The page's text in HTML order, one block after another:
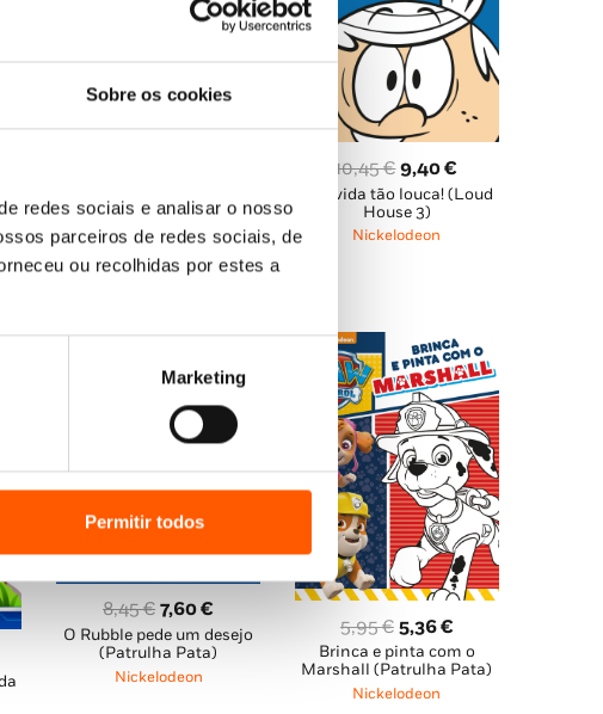
Sobre os cookies
redes sociais e analisar o nosso
parceiros de redes sociais, de
ou recolhidas por estes a
Marketing
Permitir todos
€.
original
era:
10,95 €.
atual
é:
9,85 €.
(Patrulha Pata)
10,45€O
preço
original
9,40€
preço
Que vida tão louca! (Loud
House 3)
Nickelodeon
8,45€ O
preço
original
7,60€
preço
atual
O Rubble pede um desejo
(Patrulha Pata)
Nickelodeon
5,95€ O
preço
original
5,36€O
preço
atual
Brinca e pinta com o
Marshall (Patrulha Pata)
Nickelodeon